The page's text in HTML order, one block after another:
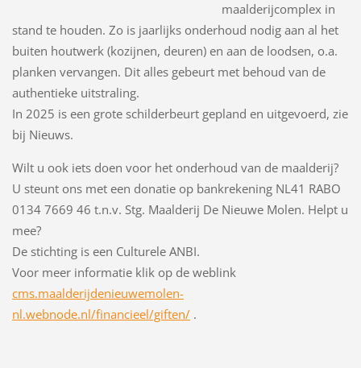
maalderijcomplex in
stand te houden. Zo is jaarlijks onderhoud nodig aan al het
buiten houtwerk (kozijnen, deuren) en aan de loodsen, o.a.
planken vervangen. Dit alles gebeurt met behoud van de
authentieke uitstraling.
In 2025 is een grote schilderbeurt gepland en uitgevoerd, zie
bij Nieuws.
Wilt u ook iets doen voor het onderhoud van de maalderij?
U steunt ons met een donatie op bankrekening NL41 RABO
0134 7669 46 t.n.v. Stg. Maalderij De Nieuwe Molen. Helpt u
mee?
De stichting is een Culturele ANBI.
Voor meer informatie klik op de weblink
cms.maalderijdenieuwemolen-
nl.webnode.nl/financieel/giften/.